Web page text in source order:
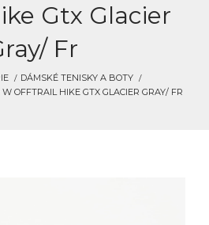
Gtx Glacier
Fr
DÁMSKÉ TENISKY A BOTY
OFFTRAIL HIKE GTX GLACIER GRAY/ FR